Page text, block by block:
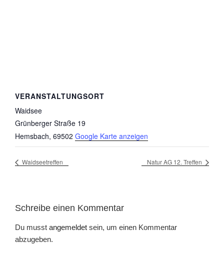
VERANSTALTUNGSORT
Waidsee
Grünberger Straße 19
Hemsbach, 69502 Google Karte anzeigen
Waidseetreffen Natur AG 12. Treffen
Schreibe einen Kommentar
Du musst angemeldet sein, um einen Kommentar
abzugeben.